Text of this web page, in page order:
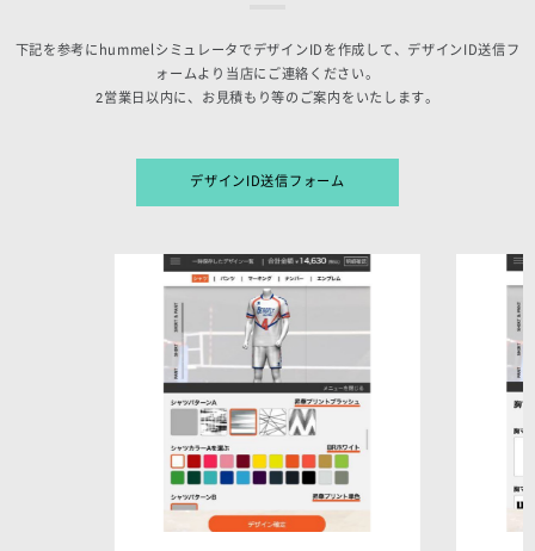
下記を参考にhummelシミュレータでデザインIDを作成して、デザインID送信フ
ォームより当店にご連絡ください。
2営業日以内に、お見積もり等のご案内をいたします。
デザインID送信フォーム